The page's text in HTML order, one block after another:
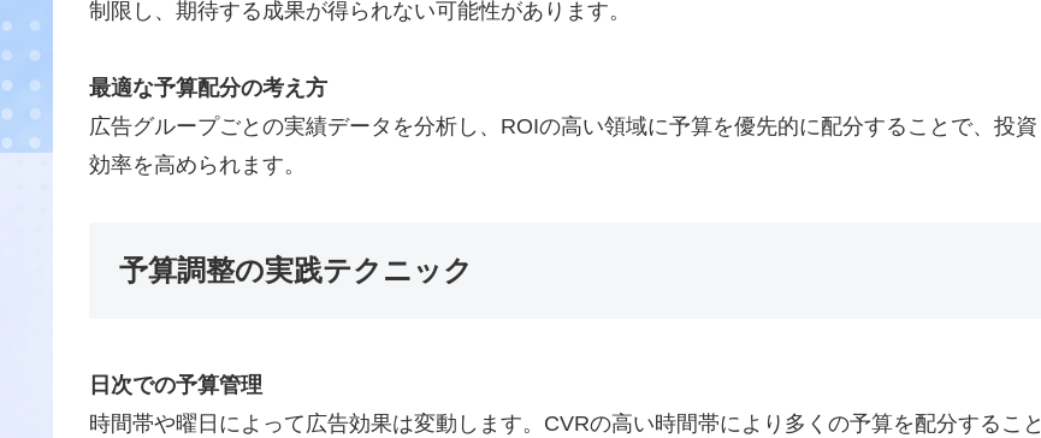
制限し、期待する成果が得られない可能性があります。
最適な予算配分の考え方
広告グループごとの実績データを分析し、ROIの高い領域に予算を優先的に配分することで、投資
効率を高められます。
予算調整の実践テクニック
日次での予算管理
時間帯や曜日によって広告効果は変動します。CVRの高い時間帯により多くの予算を配分すること